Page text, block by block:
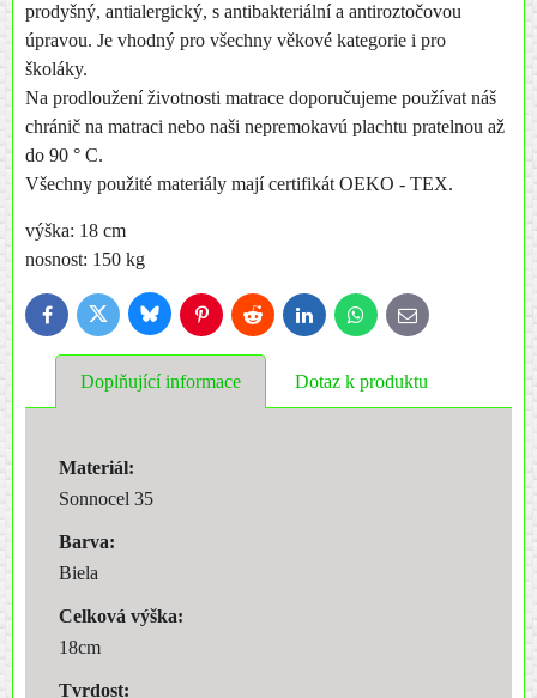
prodyšný, antialergický, s antibakteriální a antiroztočovou
úpravou. Je vhodný pro všechny věkové kategorie i pro
školáky.
Na prodloužení životnosti matrace doporučujeme používat náš
chránič na matraci nebo naši nepremokavú plachtu pratelnou až
do 90 ° C.
Všechny použité materiály mají certifikát OEKO - TEX.
výška: 18 cm
nosnost: 150 kg
FacebookTwitter BlueskyPinterestReddit LinkedInWhatsApp
E-
mail
Doplňující informace Dotaz k produktu
Materiál:
Sonnocel 35
Barva:
Biela
Celková výška:
18cm
Tvrdost: